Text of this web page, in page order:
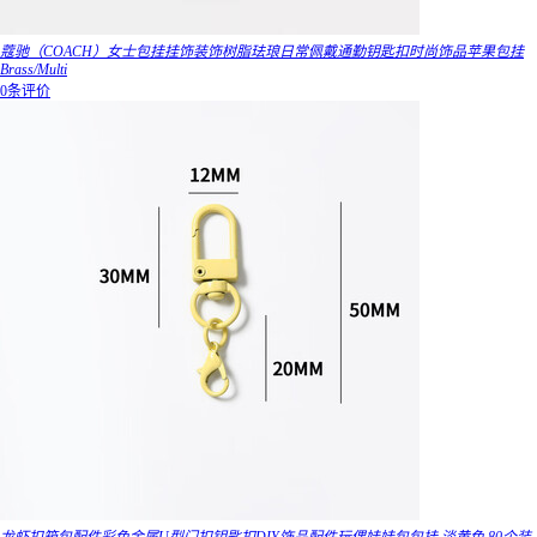
蔻驰（COACH）女士包挂挂饰装饰树脂珐琅日常佩戴通勤钥匙扣时尚饰品苹果包挂
Brass/Multi
0条评价